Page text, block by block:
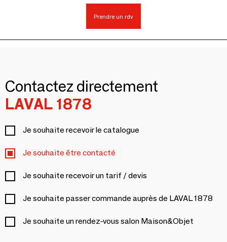
Prendre un rdv
Contactez directement
LAVAL 1878
Je souhaite recevoir le catalogue
Je souhaite être contacté
Je souhaite recevoir un tarif / devis
Je souhaite passer commande auprès de LAVAL 1878
Je souhaite un rendez-vous salon Maison&Objet